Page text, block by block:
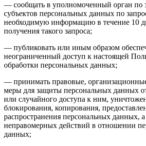
— сообщать в уполномоченный орган по
субъектов персональных данных по
необходимую информацию в течение 10
получения такого запроса;
— публиковать или иным образом
неограниченный доступ к настоящей
обработки персональных данных;
— принимать правовые,
меры для защиты персональных данных
или случайного доступа к ним,
блокирования, копирования,
распространения персональных данных,
неправомерных действий в отношении
данных;